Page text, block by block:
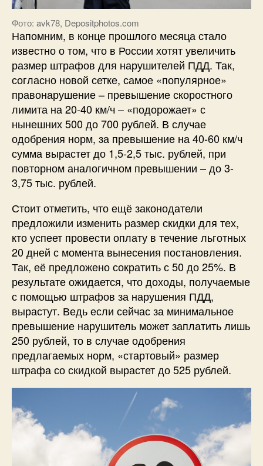
Фото: avk78, Depositphotos.com
Напомним, в конце прошлого месяца стало
известно о том, что в России хотят увеличить
размер штрафов для нарушителей ПДД. Так,
согласно новой сетке, самое «популярное»
правонарушение – превышение скоростного
лимита на 20-40 км/ч – «подорожает» с
нынешних 500 до 700 рублей. В случае
одобрения норм, за превышение на 40-60 км/ч
сумма вырастет до 1,5-2,5 тыс. рублей, при
повторном аналогичном превышении – до 3-
3,75 тыс. рублей.
Стоит отметить, что ещё законодатели
предложили изменить размер скидки для тех,
кто успеет провести оплату в течение льготных
20 дней с момента вынесения постановления.
Так, её предложено сократить с 50 до 25%. В
результате ожидается, что доходы, получаемые
с помощью штрафов за нарушения ПДД,
вырастут. Ведь если сейчас за минимальное
превышение нарушитель может заплатить лишь
250 рублей, то в случае одобрения
предлагаемых норм, «стартовый» размер
штрафа со скидкой вырастет до 525 рублей.